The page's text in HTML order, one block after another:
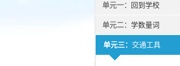
单元一： 回到学校
单元二： 学数量词
单元三： 交通工具